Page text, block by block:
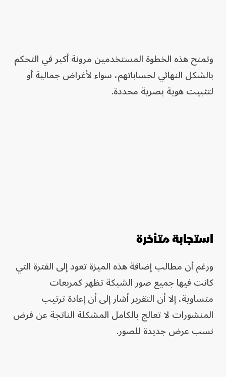
وتمنح هذه الخطوة المستخدمين مرونة أكبر في التحكم
بالشكل النهائي لحساباتهم، سواء لأغراض جمالية أو
لتثبيت هوية بصرية محددة.
استجابة متأخرة
ورغم أن مطالب إضافة هذه الميزة تعود إلى الفترة التي
كانت فيها جميع صور الشبكة تظهر كمربعات
متساوية، إلا أن التقرير أشار إلى أن إعادة ترتيب
المنشورات لا تعالج بالكامل المشكلة الناتجة عن فرض
نسب عرض جديدة للصور.